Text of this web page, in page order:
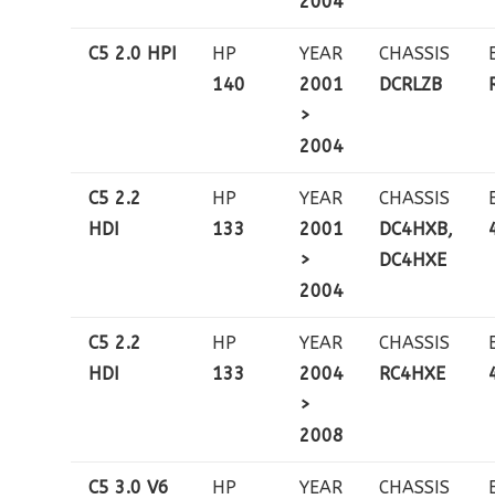
C5 2.0 HPI
HP
140
YEAR
2001
>
2004
CHASSIS
DCRLZB
C5 2.2
HDI
HP
133
YEAR
2001
>
2004
CHASSIS
DC4HXB,
DC4HXE
C5 2.2
HDI
HP
133
YEAR
2004
>
2008
CHASSIS
RC4HXE
C5 3.0 V6
HP
YEAR
CHASSIS